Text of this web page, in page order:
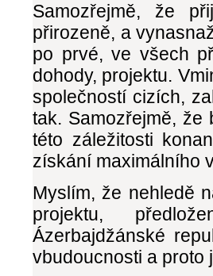
Samozřejmě, že
přirozeně, a
po prvé, ve všech
dohody, projektu.
společností cizích,
tak. Samozřejmě, že
této záležitosti
získání maximálního
Myslím, že nehledě
projektu,
Ázerbajdžánské
vbudoucnosti a proto